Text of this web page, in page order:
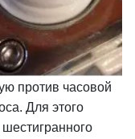
против часовой
Для этого